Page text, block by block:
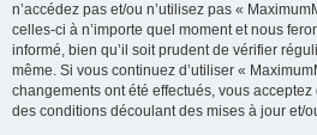
n’accédez pas et/ou n’utilisez pas «
celles-ci à n’importe quel moment et nous
informé, bien qu’il soit prudent de vérifier
même. Si vous continuez d’utiliser «
changements ont été effectués, vous
des conditions découlant des mises à jour et/